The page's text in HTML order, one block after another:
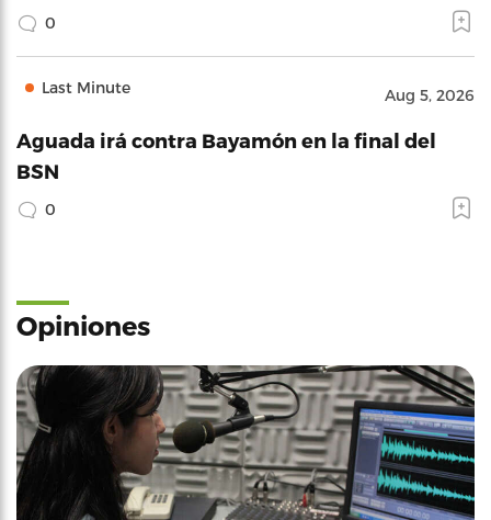
0
Last Minute Aug 5, 2026
Aguada irá contra Bayamón en la final del
BSN
0
Opiniones